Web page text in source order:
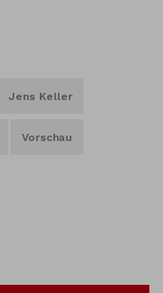
Jens Keller
Vorschau